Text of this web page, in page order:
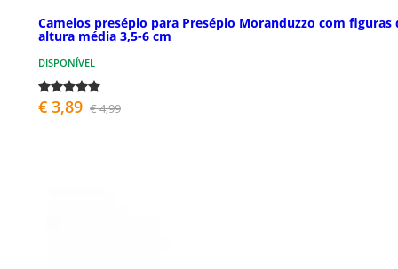
Camelos presépio para Presépio Moranduzzo com figuras
altura média 3,5-6 cm
DISPONÍVEL
€ 3,89 € 4,99